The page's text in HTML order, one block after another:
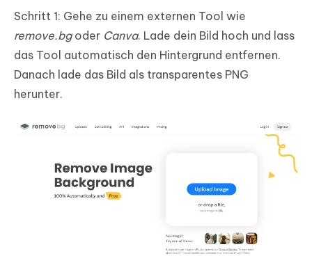
Schritt 1: Gehe zu einem externen Tool wie
remove.bgoder Canva. Lade dein Bild hoch und lass
das Tool automatisch den Hintergrund entfernen.
Danach lade das Bild als transparentes PNG
herunter.